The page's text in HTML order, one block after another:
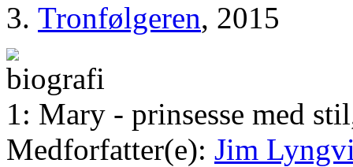
Tronfølgeren, 2015
1: Mary - prinsesse med
Medforfatter(e): Jim